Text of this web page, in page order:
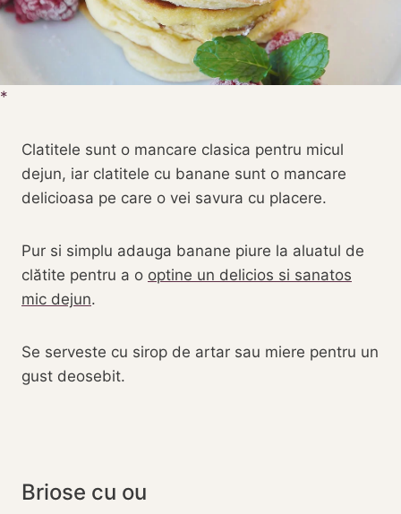
Clatitele sunt o mancare clasica pentru micul
dejun, iar clatitele cu banane sunt o mancare
delicioasa pe care o vei savura cu placere.
Pur si simplu adauga banane piure la aluatul de
clătite pentru a o optine un delicios si sanatos
mic dejun.
Se serveste cu sirop de artar sau miere pentru un
gust deosebit.
Briose cu ou